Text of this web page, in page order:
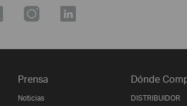
Prensa
Noticias
Dónde
DISTRIBUIDOR